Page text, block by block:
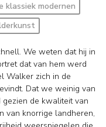
klassiek modernen
We weten dat hij in
dat van hem werd
Walker zich in de
Dat we weinig van
de kwaliteit van
van knorrige landheren,